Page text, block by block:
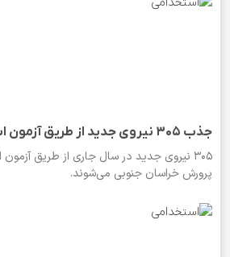
جذب ۳۰۵ نیروی جدید از طریق آزمون استخدامی
۳۰۵ نیروی جدید در سال جاری از طریق
پرورش خراسان جنوبی می‌شوند.